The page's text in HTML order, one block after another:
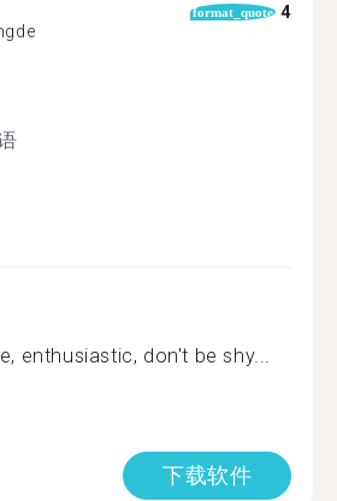
format_quote 4
enthusiastic, don't be shy...
下载软件